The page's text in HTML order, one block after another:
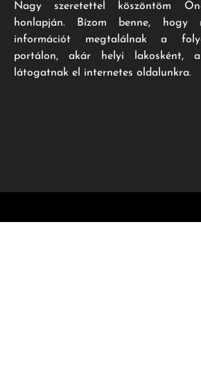
Nagy szeretettel köszöntöm
honlapján. Bízom benne, hogy
információt megtalálnak a
portálon, akár helyi lakosként,
látogatnak el internetes oldalunkra.